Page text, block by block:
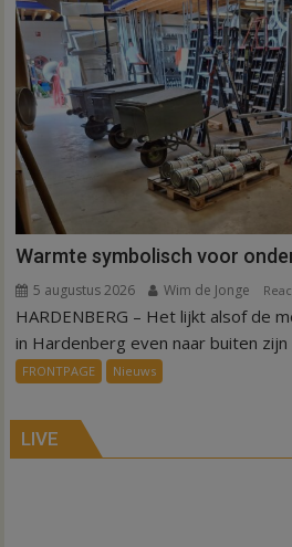
Warmte symbolisch voor
5 augustus 2026 Wim de Jonge
HARDENBERG – Het lijkt alsof de
in Hardenberg even naar buiten zijn
FRONTPAGE Nieuws
LIVE